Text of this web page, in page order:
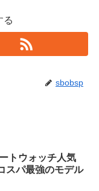
る
sbobsp
トウォッチ人気
スパ最強のモデル